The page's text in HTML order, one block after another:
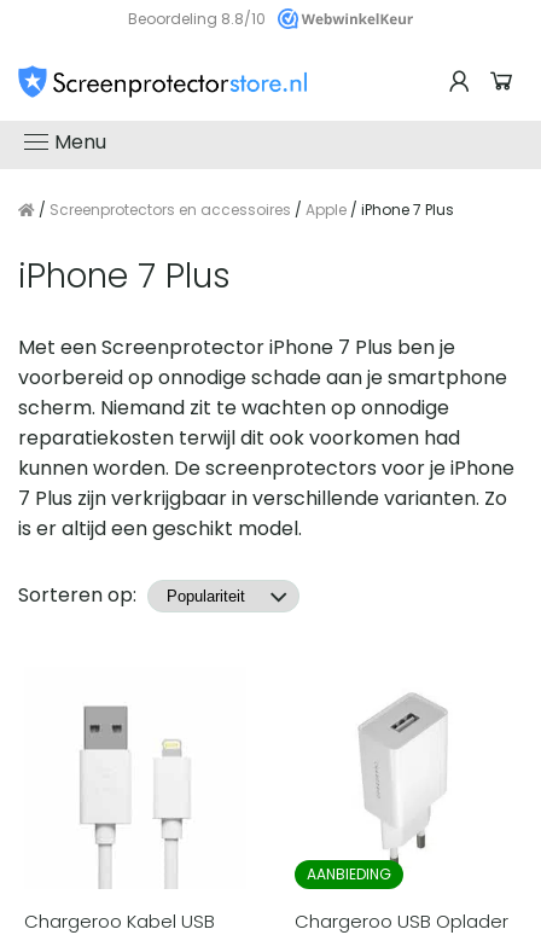
Beoordeling 8.8/10
Menu
/ Screenprotectors en accessoires / Apple / iPhone 7 Plus
iPhone 7 Plus
Met een Screenprotector iPhone 7 Plus ben je
voorbereid op onnodige schade aan je smartphone
scherm. Niemand zit te wachten op onnodige
reparatiekosten terwijl dit ook voorkomen had
kunnen worden. De screenprotectors voor je iPhone
7 Plus zijn verkrijgbaar in verschillende varianten. Zo
is er altijd een geschikt model.
Producten
Sorteren op:
Chargeroo Kabel USB
AANBIEDING
Chargeroo USB Oplader